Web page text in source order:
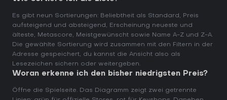
Es gibt neun Sortierungen: Beliebtheit als Standard, Preis
aufsteigend und absteigend, Erscheinung neueste und
älteste, Metascore, Meistgewünscht sowie Name A-Z und Z-A.
Die gewählte Sortierung wird zusammen mit den Filtern in der
Adresse gespeichert, du kannst die Ansicht also als
Lesezeichen sichern oder weitergeben.
Woran erkenne ich den bisher niedrigsten Preis?
Öffne die Spielseite. Das Diagramm zeigt zwei getrennte